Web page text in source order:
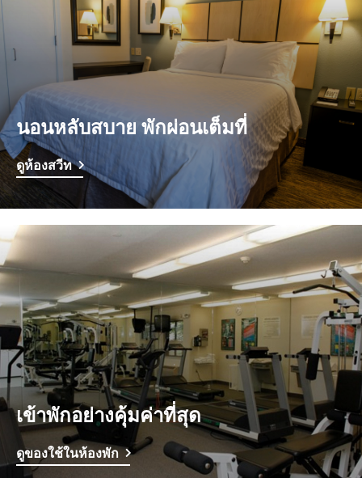
นอนหลับสบาย พักผ่อนเต็มที่
ดูห้องสวีท
เข้าพักอย่างคุ้มค่าที่สุด
ดูของใช้ในห้องพัก